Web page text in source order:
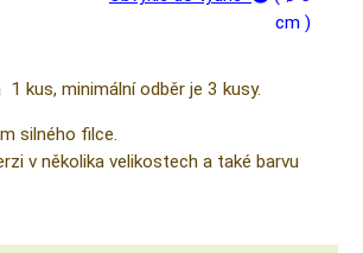
cm )
1 kus, minimální odběr je 3 kusy.
silného filce.
v několika velikostech a také barvu